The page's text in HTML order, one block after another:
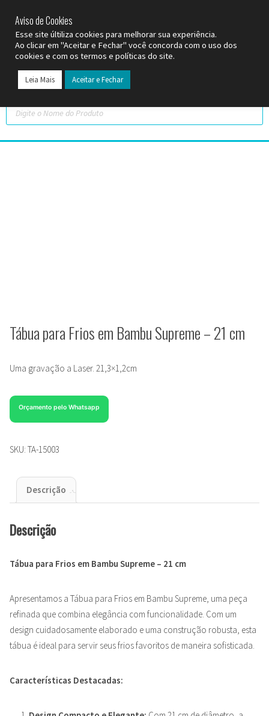
Tábua para Frios em Bambu Supreme – 21 cm
Uma gravação a Laser. 21,3×1,2cm
Orçamento pelo Whatsapp
SKU: TA-15003
Descrição
Descrição
Tábua para Frios em Bambu Supreme – 21 cm
Apresentamos a Tábua para Frios em Bambu Supreme, uma peça
refinada que combina elegância com funcionalidade. Com um
design cuidadosamente elaborado e uma construção robusta, esta
tábua é ideal para servir seus frios favoritos de maneira sofisticada.
Características Destacadas:
Aviso de Cookies
Esse site últiliza cookies para melhorar sua experiência.
Ao clicar em "Aceitar e Fechar" você concorda com o uso dos
cookies e com os termos e políticas do site.
Leia Mais Aceitar e Fechar